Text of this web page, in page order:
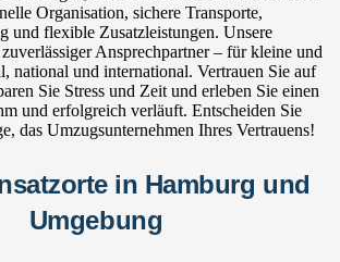
Organisation, sichere Transporte,
und flexible Zusatzleistungen. Unsere
Ansprechpartner – für kleine und
national und international. Vertrauen Sie auf
Sie Stress und Zeit und erleben Sie einen
und erfolgreich verläuft. Entscheiden Sie
das Umzugsunternehmen Ihres Vertrauens!
in Hamburg und
Umgebung